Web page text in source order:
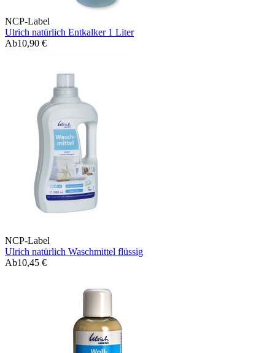
NCP-Label
Ulrich natürlich Entkalker 1 Liter
Ab10,90 €
NCP-Label
Ulrich natürlich Waschmittel flüssig
Ab10,45 €